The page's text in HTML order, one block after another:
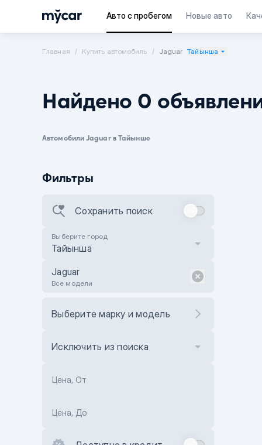
Авто с пробегом Новые авто
Главная Купить автомобиль Jaguar Тайынша
Найдено 0
Автомобили Jaguar в Тайынше
Фильтры
Сохранить поиск
Выберите город
Тайынша
Jaguar
Все модели
Выберите марку и модель
Исключить из поиска
Цена, От
Цена, До